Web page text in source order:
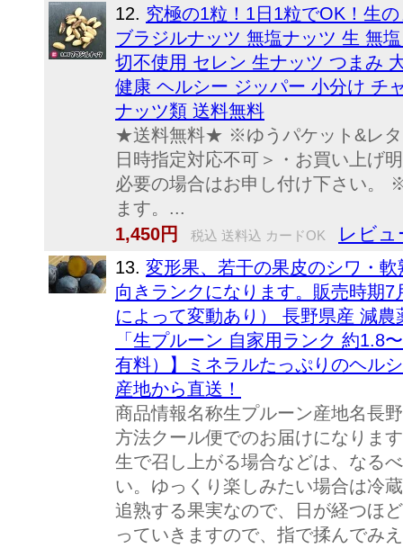
12. 究極の1粒！1日1粒でOK！生
ブラジルナッツ 無塩ナッツ 生 無
切不使用 セレン 生ナッツ つまみ
健康 ヘルシー ジッパー 小分け チ
ナッツ類 送料無料
★送料無料★ ※ゆうパケット&レタ
日時指定対応不可＞・お買い上げ
必要の場合はお申し付け下さい。
ます。...
1,450円
税込 送料込 カードOK レビュ
13. 変形果、若干の果皮のシワ・
向きランクになります。販売時期
によって変動あり） 長野県産 減
「生プルーン 自家用ランク 約1.8
有料）】ミネラルたっぷりのヘル
産地から直送！
商品情報名称生プルーン産地名長
方法クール便でのお届けになりま
生で召し上がる場合などは、なる
い。ゆっくり楽しみたい場合は冷
追熟する果実なので、日が経つほ
っていきますので、指で揉んでみ